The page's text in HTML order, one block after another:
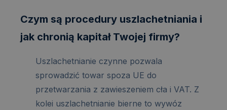
Czym są procedury uszlachetniania i
jak chronią kapitał Twojej firmy?
Uszlachetnianie czynne pozwala
sprowadzić towar spoza UE do
przetwarzania z zawieszeniem cła i VAT. Z
kolei uszlachetnianie bierne to wywóz